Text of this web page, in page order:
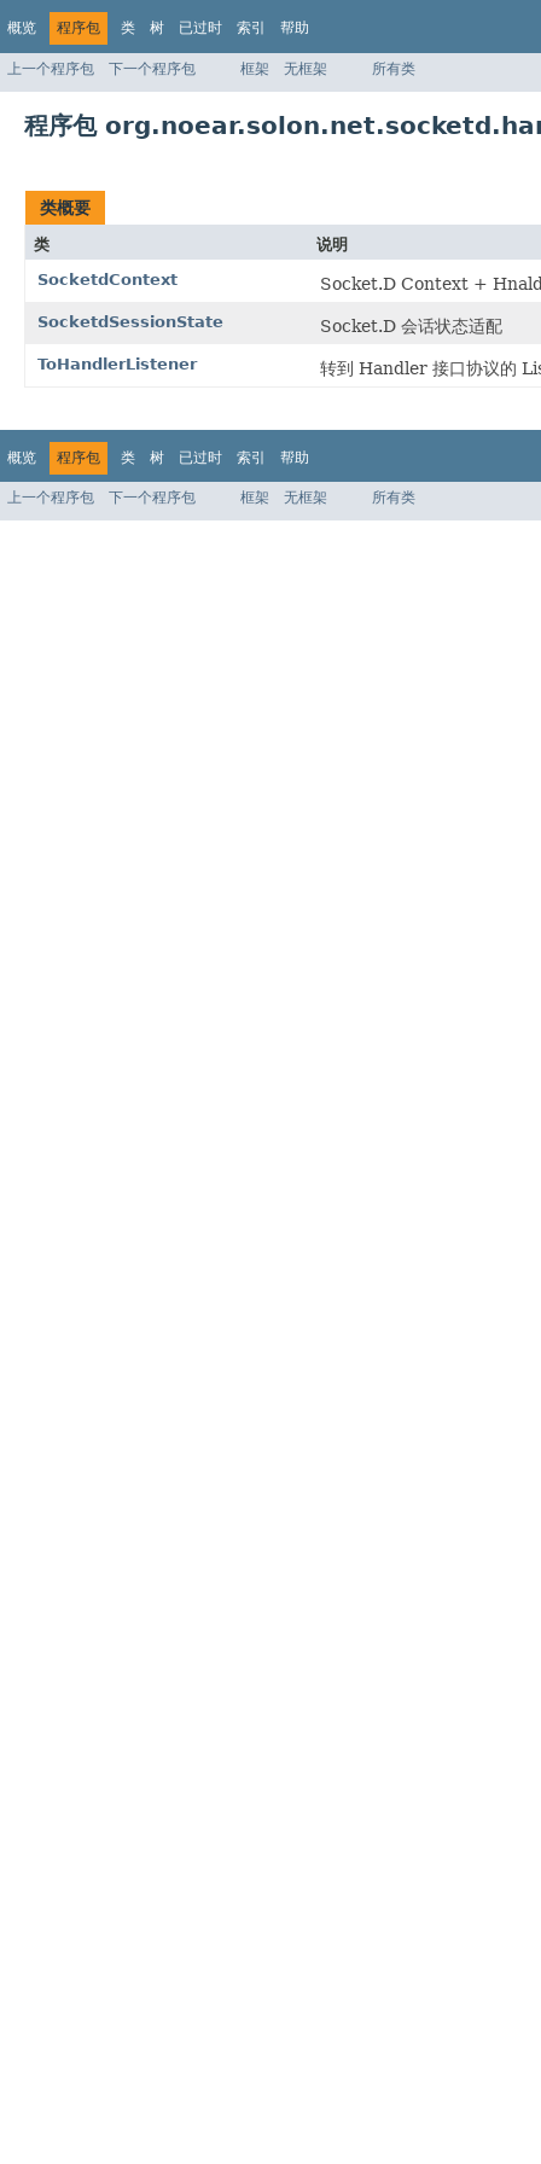
概览 程序包 类 树 已过时 索引 帮助
上一个程序包 下一个程序包 框架 无框架 所有类
程序包
类概要
类
说明
SocketdContext
Socket.D Context +
SocketdSessionState Socket.D 会话状态适配
ToHandlerListener 转到 Handler 接口协议的
概览 程序包 类 树 已过时 索引 帮助
上一个程序包 下一个程序包 框架 无框架 所有类